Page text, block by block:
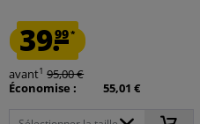
39.99*
avant1 95,00 €
Économise :
55,01 €